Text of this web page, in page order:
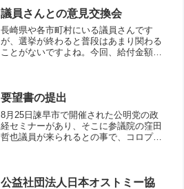
議員さんとの意見交換会
長崎県や各市町村にいる議員さんです
が、選挙が終わると普段はあまり関わる
ことがないですよね。今回、給付金額増
る、長崎県議会議員の宮本法広...
要望書の提出
8月25日諫早市で開催された公明党の政
経セミナーがあり、そこに参議院の窪田
哲也議員が来られるとの事で、コロプラ
望書を提出してきました...
公益社団法人日本オストミー協